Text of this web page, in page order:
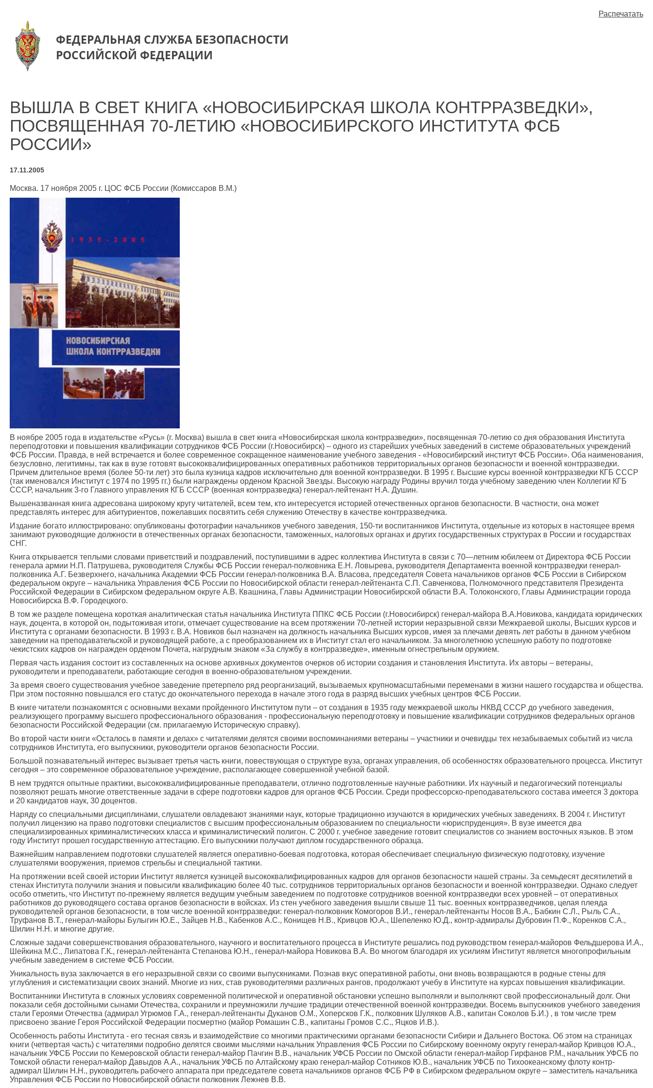
ФЕДЕРАЛЬНАЯ СЛУЖБА БЕЗОПАСНОСТИ
РОССИЙСКОЙ ФЕДЕРАЦИИ
Распечатать
ВЫШЛА В СВЕТ КНИГА «НОВОСИБИРСКАЯ ШКОЛА КОНТРРАЗВЕДКИ»,
ПОСВЯЩЕННАЯ 70-ЛЕТИЮ «НОВОСИБИРСКОГО ИНСТИТУТА ФСБ
РОССИИ»
17.11.2005
Москва. 17 ноября 2005 г. ЦОС ФСБ России (Комиссаров В.М.)
В ноябре 2005 года в издательстве «Русь» (г. Москва) вышла в свет книга «Новосибирская школа контрразведки», посвященная 70-летию со дня образования Института
переподготовки и повышения квалификации сотрудников ФСБ России (г.Новосибирск) – одного из старейших учебных заведений в системе образовательных учреждений
ФСБ России. Правда, в ней встречается и более современное сокращенное наименование учебного заведения - «Новосибирский институт ФСБ России». Оба наименования,
безусловно, легитимны, так как в вузе готовят высококвалифицированных оперативных работников территориальных органов безопасности и военной контрразведки.
Причем длительное время (более 50-ти лет) это была кузница кадров исключительно для военной контрразведки. В 1995 г. Высшие курсы военной контрразведки КГБ СССР
(так именовался Институт с 1974 по 1995 гг.) были награждены орденом Красной Звезды. Высокую награду Родины вручил тогда учебному заведению член Коллегии КГБ
СССР, начальник 3-го Главного управления КГБ СССР (военная контрразведка) генерал-лейтенант Н.А. Душин.
Вышеназванная книга адресована широкому кругу читателей, всем тем, кто интересуется историей отечественных органов безопасности. В частности, она может
представлять интерес для абитуриентов, пожелавших посвятить себя служению Отечеству в качестве контрразведчика.
Издание богато иллюстрировано: опубликованы фотографии начальников учебного заведения, 150-ти воспитанников Института, отдельные из которых в настоящее время
занимают руководящие должности в отечественных органах безопасности, таможенных, налоговых органах и других государственных структурах в России и государствах
СНГ.
Книга открывается теплыми словами приветствий и поздравлений, поступившими в адрес коллектива Института в связи с 70—летним юбилеем от Директора ФСБ России
генерала армии Н.П. Патрушева, руководителя Службы ФСБ России генерал-полковника Е.Н. Ловырева, руководителя Департамента военной контрразведки генерал-
полковника А.Г. Безверхнего, начальника Академии ФСБ России генерал-полковника В.А. Власова, председателя Совета начальников органов ФСБ России в Сибирском
федеральном округе – начальника Управления ФСБ России по Новосибирской области генерал-лейтенанта С.П. Савченкова, Полномочного представителя Президента
Российской Федерации в Сибирском федеральном округе А.В. Квашнина, Главы Администрации Новосибирской области В.А. Толоконского, Главы Администрации города
Новосибирска В.Ф. Городецкого.
В том же разделе помещена короткая аналитическая статья начальника Института ППКС ФСБ России (г.Новосибирск) генерал-майора В.А.Новикова, кандидата юридических
наук, доцента, в которой он, подытоживая итоги, отмечает существование на всем протяжении 70-летней истории неразрывной связи Межкраевой школы, Высших курсов и
Института с органами безопасности. В 1993 г. В.А. Новиков был назначен на должность начальника Высших курсов, имея за плечами девять лет работы в данном учебном
заведении на преподавательской и руководящей работе, а с преобразованием их в Институт стал его начальником. За многолетнюю успешную работу по подготовке
чекистских кадров он награжден орденом Почета, нагрудным знаком «За службу в контрразведке», именным огнестрельным оружием.
Первая часть издания состоит из составленных на основе архивных документов очерков об истории создания и становления Института. Их авторы – ветераны,
руководители и преподаватели, работающие сегодня в военно-образовательном учреждении.
За время своего существования учебное заведение претерпело ряд реорганизаций, вызываемых крупномасштабными переменами в жизни нашего государства и общества.
При этом постоянно повышался его статус до окончательного перехода в начале этого года в разряд высших учебных центров ФСБ России.
В книге читатели познакомятся с основными вехами пройденного Институтом пути – от создания в 1935 году межкраевой школы НКВД СССР до учебного заведения,
реализующего программу высшего профессионального образования - профессиональную переподготовку и повышение квалификации сотрудников федеральных органов
безопасности Российской Федерации (см. прилагаемую Историческую справку).
Во второй части книги «Осталось в памяти и делах» с читателями делятся своими воспоминаниями ветераны – участники и очевидцы тех незабываемых событий из числа
сотрудников Института, его выпускники, руководители органов безопасности России.
Большой познавательный интерес вызывает третья часть книги, повествующая о структуре вуза, органах управления, об особенностях образовательного процесса. Институт
сегодня – это современное образовательное учреждение, располагающее совершенной учебной базой.
В нем трудятся опытные практики, высококвалифицированные преподаватели, отлично подготовленные научные работники. Их научный и педагогический потенциалы
позволяют решать многие ответственные задачи в сфере подготовки кадров для органов ФСБ России. Среди профессорско-преподавательского состава имеется 3 доктора
и 20 кандидатов наук, 30 доцентов.
Наряду со специальными дисциплинами, слушатели овладевают знаниями наук, которые традиционно изучаются в юридических учебных заведениях. В 2004 г. Институт
получил лицензию на право подготовки специалистов с высшим профессиональным образованием по специальности «юриспруденция». В вузе имеется два
специализированных криминалистических класса и криминалистический полигон. С 2000 г. учебное заведение готовит специалистов со знанием восточных языков. В этом
году Институт прошел государственную аттестацию. Его выпускники получают диплом государственного образца.
Важнейшим направлением подготовки слушателей является оперативно-боевая подготовка, которая обеспечивает специальную физическую подготовку, изучение
слушателями вооружения, приемов стрельбы и специальной тактики.
На протяжении всей своей истории Институт является кузницей высококвалифицированных кадров для органов безопасности нашей страны. За семьдесят десятилетий в
стенах Института получили знания и повысили квалификацию более 40 тыс. сотрудников территориальных органов безопасности и военной контрразведки. Однако следует
особо отметить, что Институт по-прежнему является ведущим учебным заведением по подготовке сотрудников военной контрразведки всех уровней – от оперативных
работников до руководящего состава органов безопасности в войсках. Из стен учебного заведения вышли свыше 11 тыс. военных контрразведчиков, целая плеяда
руководителей органов безопасности, в том числе военной контрразведки: генерал-полковник Комогоров В.И., генерал-лейтенанты Носов В.А., Бабкин С.Л., Рыль С.А.,
Труфанов В.Т., генерал-майоры Булыгин Ю.Е., Зайцев Н.В., Кабенков А.С., Конищев Н.В., Кривцов Ю.А., Шепеленко Ю.Д., контр-адмиралы Дубровин П.Ф., Коренков С.А.,
Шилин Н.Н. и многие другие.
Сложные задачи совершенствования образовательного, научного и воспитательного процесса в Институте решались под руководством генерал-майоров Фельдшерова И.А.,
Шейкина М.С., Липатова Г.К., генерал-лейтенанта Степанова Ю.Н., генерал-майора Новикова В.А. Во многом благодаря их усилиям Институт является многопрофильным
учебным заведением в системе ФСБ России.
Уникальность вуза заключается в его неразрывной связи со своими выпускниками. Познав вкус оперативной работы, они вновь возвращаются в родные стены для
углубления и систематизации своих знаний. Многие из них, став руководителями различных рангов, продолжают учебу в Институте на курсах повышения квалификации.
Воспитанники Института в сложных условиях современной политической и оперативной обстановки успешно выполняли и выполняют свой профессиональный долг. Они
показали себя достойными сынами Отечества, сохранили и преумножили лучшие традиции отечественной военной контрразведки. Восемь выпускников учебного заведения
стали Героями Отечества (адмирал Угрюмов Г.А., генерал-лейтенанты Дуканов О.М., Хоперсков Г.К., полковник Шуляков А.В., капитан Соколов Б.И.) , в том числе трем
присвоено звание Героя Российской Федерации посмертно (майор Ромашин С.В., капитаны Громов С.С., Яцков И.В.).
Особенность работы Института - его тесная связь и взаимодействие со многими практическими органами безопасности Сибири и Дальнего Востока. Об этом на страницах
книги (четвертая часть) с читателями подробно делятся своими мыслями начальник Управления ФСБ России по Сибирскому военному округу генерал-майор Кривцов Ю.А.,
начальник УФСБ России по Кемеровской области генерал-майор Пачгин В.В., начальник УФСБ России по Омской области генерал-майор Гирфанов Р.М., начальник УФСБ по
Томской области генерал-майор Давыдов А.А., начальник УФСБ по Алтайскому краю генерал-майор Сотников Ю.В., начальник УФСБ по Тихоокеанскому флоту контр-
адмирал Шилин Н.Н., руководитель рабочего аппарата при председателе совета начальников органов ФСБ РФ в Сибирском федеральном округе – заместитель начальника
Управления ФСБ России по Новосибирской области полковник Лежнев В.В.